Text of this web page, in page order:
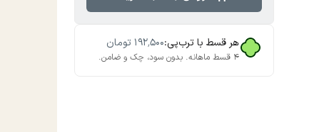
هر قسط با ترب‌پی:۱۹۲٬۵۰۰تومان
۴ قسط ماهانه. بدون سود، چک و ضامن.